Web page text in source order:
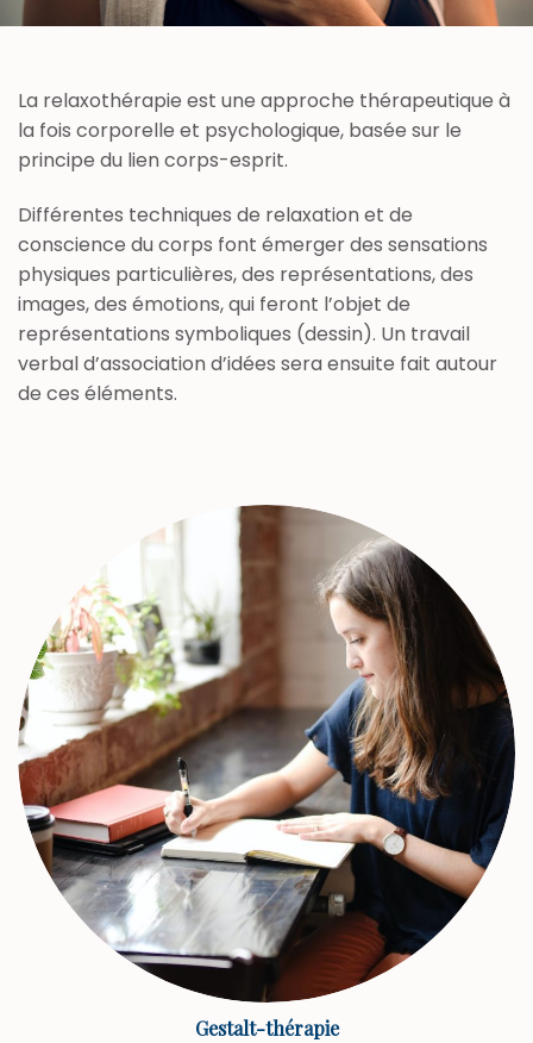
La relaxothérapie est une approche thérapeutique à
la fois corporelle et psychologique, basée sur le
principe du lien corps-esprit.
Différentes techniques de relaxation et de
conscience du corps font émerger des sensations
physiques particulières, des représentations, des
images, des émotions, qui feront l’objet de
représentations symboliques (dessin). Un travail
verbal d’association d’idées sera ensuite fait autour
de ces éléments.
Gestalt-thérapie